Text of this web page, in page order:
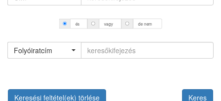
és vagy de nem
Folyóiratcím
Keresési feltétel(ek) törlése